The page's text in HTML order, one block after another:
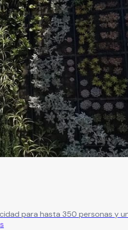
para hasta 350 personas y